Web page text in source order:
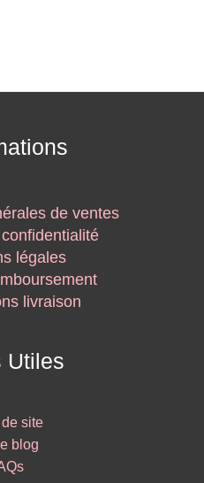
de ventes
légales
livraison
Utiles
site
blog